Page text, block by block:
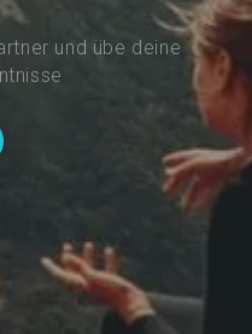
und übe deine